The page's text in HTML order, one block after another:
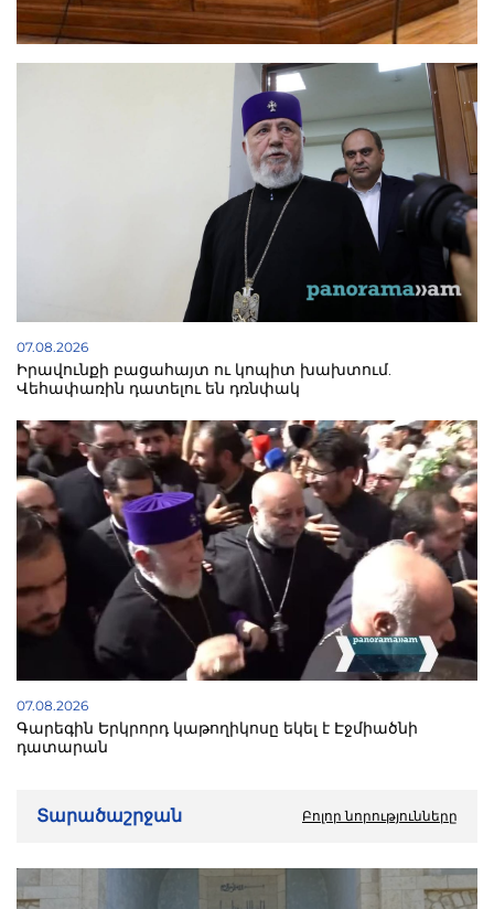
07.08.2026
Իրավունքի բացահայտ ու կոպիտ խախտում.
Վեհափառին դատելու են դռնփակ
07.08.2026
Գարեգին Երկրորդ կաթողիկոսը եկել է Էջմիածնի
դատարան
Տարածաշրջան Բոլոր նորությունները